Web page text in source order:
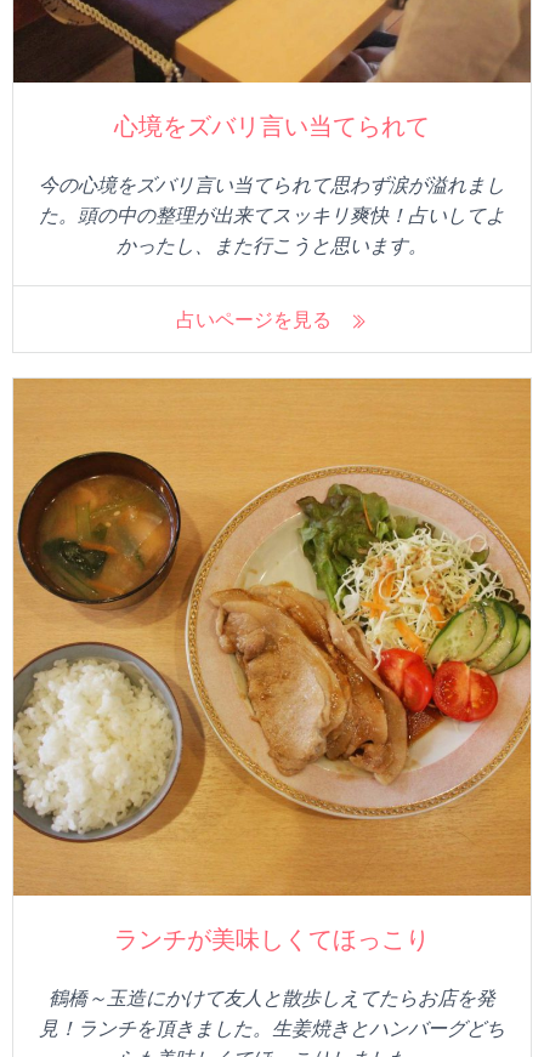
心境をズバリ言い当てられて
今の心境をズバリ言い当てられて思わず涙が溢れまし
た。頭の中の整理が出来てスッキリ爽快！占いしてよ
かったし、また行こうと思います。
占いページを見る
ランチが美味しくてほっこり
鶴橋～玉造にかけて友人と散歩しえてたらお店を発
見！ランチを頂きました。生姜焼きとハンバーグどち